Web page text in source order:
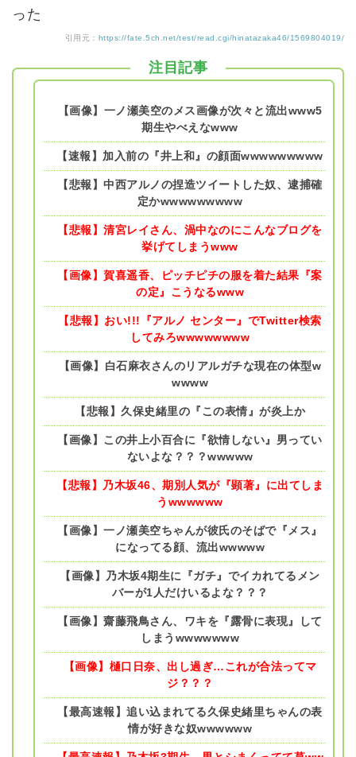
った
引用元： https://fate.5ch.net/test/read.cgi/hinatazaka46/1569804019/
注目記事
【画像】一ノ瀬美空のメス画像が次々と流出www5
期生やべえなwww
【速報】加入前の『井上和』の顔面wwwwwwwww
【悲報】中西アルノの捏造ツイートした奴、逮捕確
定かwwwwwwwww
【悲報】清宮レイさん、渦中なのにこんなブログを
挙げてしまうwww
【画像】賀喜遥香、ピッチピチの服を着た結果『案
の定』こうなるwww
【悲報】おい!!!『アルノ センター』でTwitter検索
してみろwwwwwwww
【画像】白石麻衣さんのリアルガチな現在の体型w
wwww
【悲報】久保史緒里の『この表情』が炎上か
【画像】この井上小百合に『欲情しない』男ってい
ないよな？？？wwwww
【悲報】乃木坂46、期別人気が『顕著』に出てしま
うwwwwww
【画像】一ノ瀬美空ちゃんが彼氏のそばで『メス』
になってる顔、流出wwwww
【画像】乃木坂4期生に『ガチ』でイカれてるメン
バーが1人だけいるよな？？？
【画像】齋藤飛鳥さん、ワキを『露骨に表現』して
しまうwwwwwww
【画像】樋口日奈、出し過ぎ…これが合法ってマ
ジ？？？
【最高速報】追い込まれてる久保史緒里ちゃんの表
情が好きな奴wwwwww